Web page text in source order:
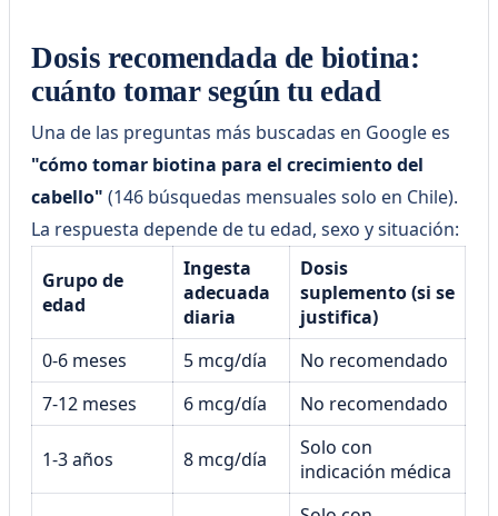
Dosis recomendada de biotina:
cuánto tomar según tu edad
Una de las preguntas más buscadas en Google es
"cómo tomar biotina para el crecimiento del
cabello" (146 búsquedas mensuales solo en Chile).
La respuesta depende de tu edad, sexo y situación:
Grupo de
edad
Ingesta
adecuada
diaria
Dosis
suplemento (si se
justifica)
0-6 meses
5 mcg/día
No recomendado
7-12 meses
6 mcg/día No recomendado
1-3 años 8 mcg/día
Solo con
indicación médica